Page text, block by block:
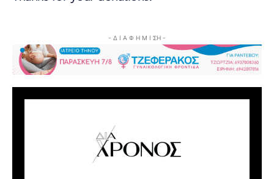
- Δ Ι Α Φ Η Μ Ι ΣΗ -